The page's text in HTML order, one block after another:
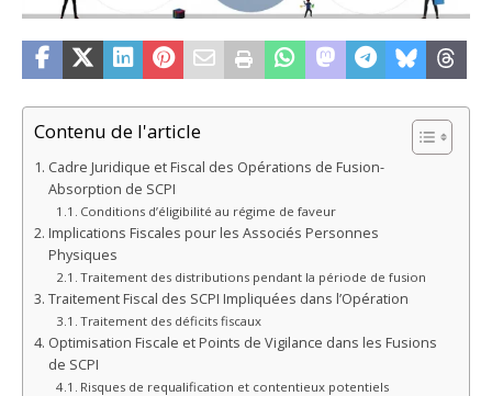
Contenu de l'article
Cadre Juridique et Fiscal des Opérations de Fusion-
Absorption de SCPI
Conditions d’éligibilité au régime de faveur
Implications Fiscales pour les Associés Personnes
Physiques
Traitement des distributions pendant la période de fusion
Traitement Fiscal des SCPI Impliquées dans l’Opération
Traitement des déficits fiscaux
Optimisation Fiscale et Points de Vigilance dans les Fusions
de SCPI
Risques de requalification et contentieux potentiels